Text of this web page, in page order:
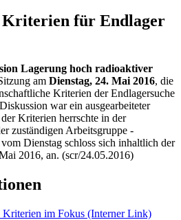
Kriterien für Endlager
Lagerung hoch radioaktiver
am Dienstag, 24. Mai 2016, die
Kriterien der Endlagersuche
war ein ausgearbeiteter
Kriterien herrschte in der
zuständigen Arbeitsgruppe -
Dienstag schloss sich inhaltlich der
2016, an. (scr/24.05.2016)
Kriterien im Fokus (Interner Link)